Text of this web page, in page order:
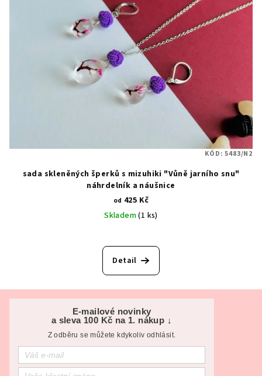
sada skleněných šperků s mizuhiki "Vůně jarního snu"
náhrdelník a náušnice
od 425 Kč
Skladem(1 ks)
Detail
KÓD:5483/N2
E-mailové novinky
a sleva 100 Kč na 1. nákup ↓
Z odběru se můžete kdykoliv odhlásit.